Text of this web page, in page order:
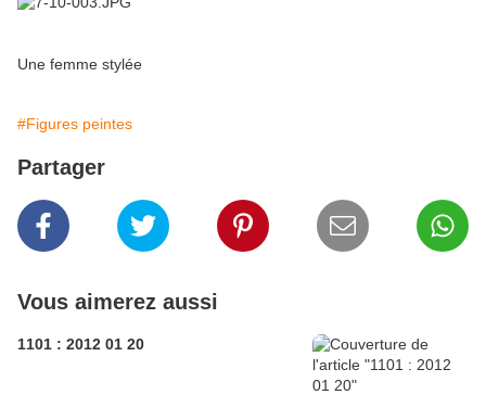
Une femme stylée
#Figures peintes
Partager
Vous aimerez aussi
1101 : 2012 01 20